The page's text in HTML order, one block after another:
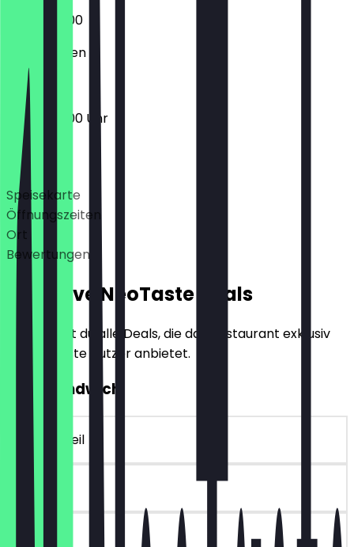
10:00 - 20:00
Geschlossen
10:00 - 20:00 Uhr
Deals
Speisekarte
Öffnungszeiten
Ort
Bewertungen
Exklusive NeoTaste Deals
Hier findest du alle Deals, die das Restaurant exklusiv
für NeoTaste Nutzer anbietet.
2für1 Sandwich
~10 € Vorteil
30 Tage
vor Ort